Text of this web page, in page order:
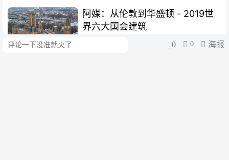
评论 0 0 海报
阿媒：从伦敦到华盛顿 - 2019世
界六大国会建筑
2019-03-11